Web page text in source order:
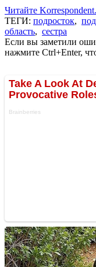
Читайте
ТЕГИ: подросток,
область, сестра
Если вы заметили
нажмите Ctrl+Enter,